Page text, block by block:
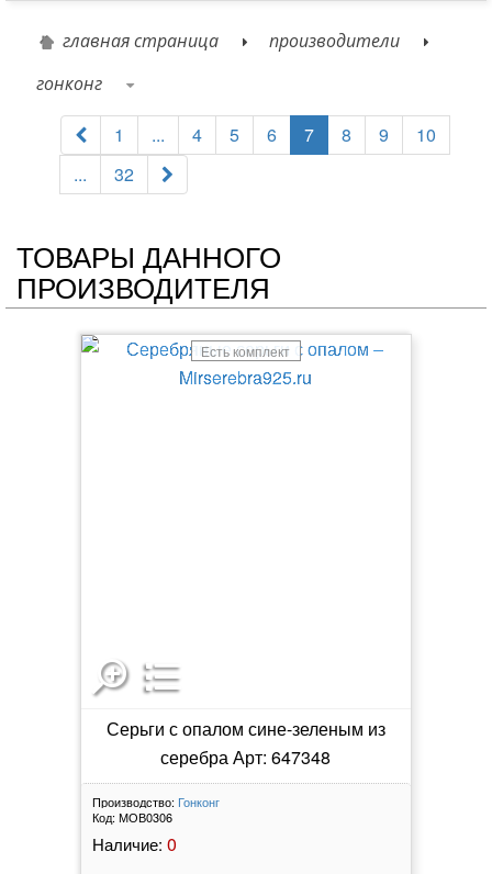
главная страница
производители
гонконг
1 ... 4 5 6 7 8 9
10
...
32
ТОВАРЫ ДАННОГО
ПРОИЗВОДИТЕЛЯ
Есть комплект
Серьги с опалом сине-зеленым из
серебра Арт: 647348
Производство: Гонконг
Код: МОВ0306
Наличие: 0